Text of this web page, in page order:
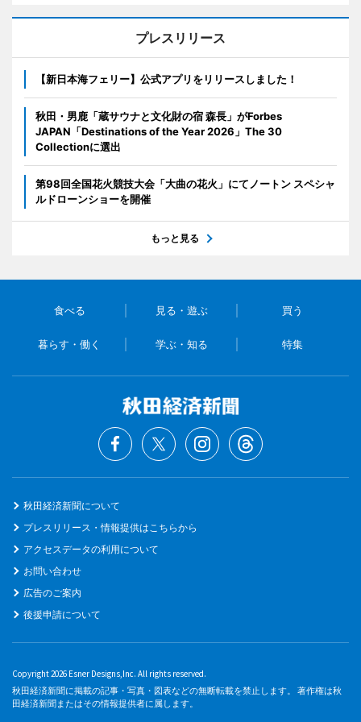
プレスリリース
【新日本海フェリー】公式アプリをリリースしました！
秋田・男鹿「蔵サウナと文化財の宿 森長」がForbes
JAPAN「Destinations of the Year 2026」The 30
Collectionに選出
第98回全国花火競技大会「大曲の花火」にてノートン スペシャ
ルドローンショーを開催
もっと見る
食べる 見る・遊ぶ 買う
暮らす・働く 学ぶ・知る 特集
秋田経済新聞について
プレスリリース・情報提供はこちらから
アクセスデータの利用について
お問い合わせ
広告のご案内
後援申請について
Copyright 2026 Esner Designs,Inc. All rights reserved.
秋田経済新聞に掲載の記事・写真・図表などの無断転載を禁止します。 著作権は秋
田経済新聞またはその情報提供者に属します。